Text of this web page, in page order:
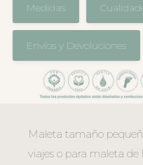
Medidas
Envíos y Devoluciones
Maleta tamaño
viajes o para maleta de